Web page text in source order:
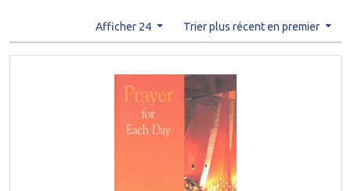
Afficher 24 Trier plus récent en premier